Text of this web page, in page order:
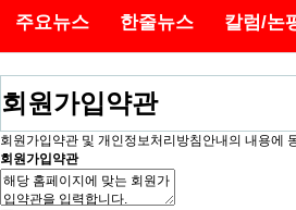
주요뉴스 한줄뉴스 칼럼/논
회원가입약관
회원가입약관 및 개인정보처리방침안내의 내용에
회원가입약관